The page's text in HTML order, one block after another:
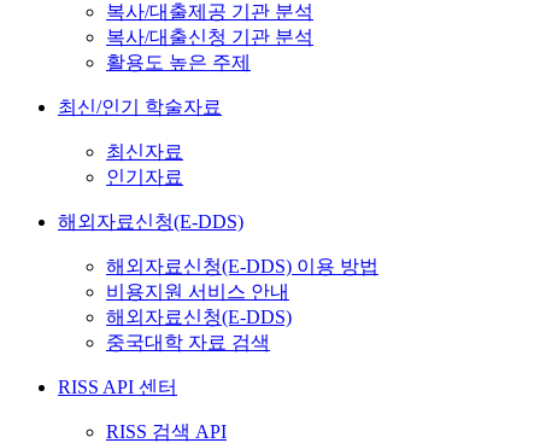
복사/대출제공 기관 분석
복사/대출신청 기관 분석
활용도 높은 주제
최신/인기 학술자료
최신자료
인기자료
해외자료신청(E-DDS)
해외자료신청(E-DDS) 이용 방법
비용지원 서비스 안내
해외자료신청(E-DDS)
중국대학 자료 검색
RISS API 센터
RISS 검색 API